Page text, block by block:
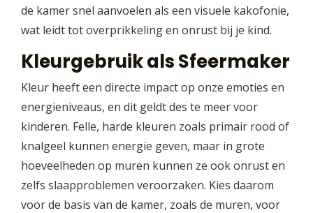
de kamer snel aanvoelen als een visuele kakofonie,
wat leidt tot overprikkeling en onrust bij je kind.
Kleurgebruik als Sfeermaker
Kleur heeft een directe impact op onze emoties en
energieniveaus, en dit geldt des te meer voor
kinderen. Felle, harde kleuren zoals primair rood of
knalgeel kunnen energie geven, maar in grote
hoeveelheden op muren kunnen ze ook onrust en
zelfs slaapproblemen veroorzaken. Kies daarom
voor de basis van de kamer, zoals de muren, voor